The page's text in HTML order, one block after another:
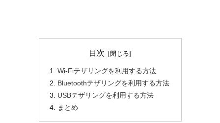
目次
Wi-Fiテザリングを利用する方法
Bluetoothテザリングを利用する方法
USBテザリングを利用する方法
まとめ